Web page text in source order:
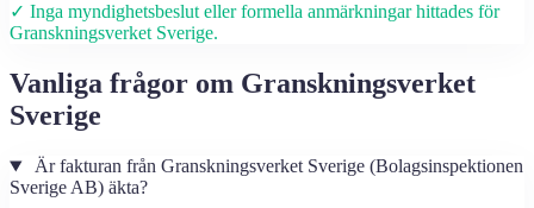
✓ Inga myndighetsbeslut eller formella anmärkningar hittades för
Granskningsverket Sverige.
Vanliga frågor om Granskningsverket
Sverige
Är fakturan från Granskningsverket Sverige (Bolagsinspektionen
Sverige AB) äkta?